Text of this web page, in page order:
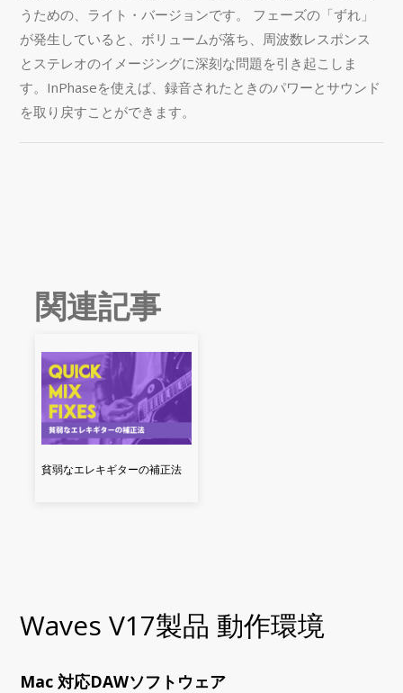
うための、ライト・バージョンです。 フェーズの「ずれ」
が発生していると、ボリュームが落ち、周波数レスポンス
とステレオのイメージングに深刻な問題を引き起こしま
す。InPhaseを使えば、録音されたときのパワーとサウンド
を取り戻すことができます。
関連記事
貧弱なエレキギターの補正法
Waves V17製品 動作環境
Mac 対応DAWソフトウェア